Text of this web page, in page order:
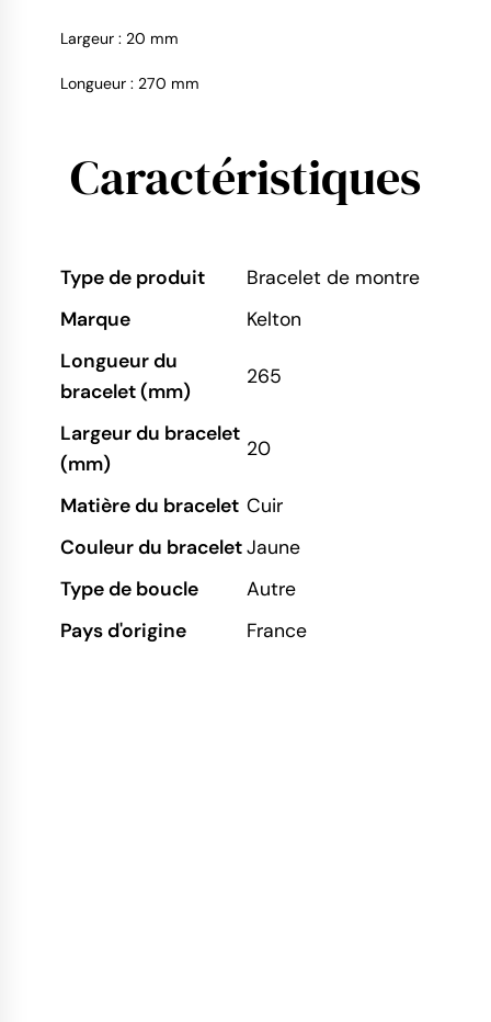
Largeur : 20 mm
Longueur : 270 mm
Caractéristiques
Type de produit
Bracelet de montre
Marque
Kelton
Longueur du
bracelet (mm)
265
Largeur du bracelet
(mm)
20
Matière du bracelet Cuir
Couleur du braceletJaune
Type de boucle
Autre
Pays d'origine
France